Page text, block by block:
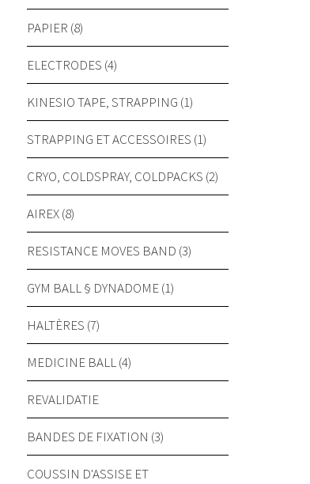
PAPIER (8)
ELECTRODES (4)
KINESIO TAPE, STRAPPING (1)
STRAPPING ET ACCESSOIRES (1)
CRYO, COLDSPRAY, COLDPACKS (2)
AIREX (8)
RESISTANCE MOVES BAND (3)
GYM BALL § DYNADOME (1)
HALTÈRES (7)
MEDICINE BALL (4)
REVALIDATIE
BANDES DE FIXATION (3)
COUSSIN D'ASSISE ET